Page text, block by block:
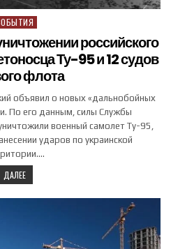
in
российского
Ту-95 и 12 судов
флота
объявил о новых «дальнобойных
По его данным, силы Службы
военный самолет Ту-95,
ударов по украинской
ДАЛЕЕ